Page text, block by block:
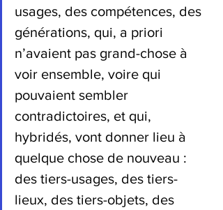
usages, des compétences, des
générations, qui, a priori
n’avaient pas grand-chose à
voir ensemble, voire qui
pouvaient sembler
contradictoires, et qui,
hybridés, vont donner lieu à
quelque chose de nouveau :
des tiers-usages, des tiers-
lieux, des tiers-objets, des